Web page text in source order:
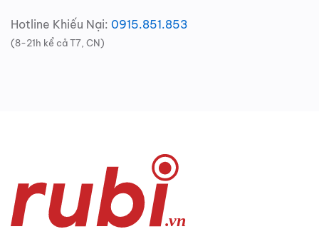
Hotline Khiếu Nại: 0915.851.853
(8-21h kể cả T7, CN)